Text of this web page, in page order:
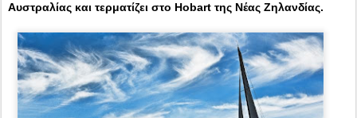
Αυστραλίας και τερματίζει στο Hobart της Νέας Ζηλανδίας.